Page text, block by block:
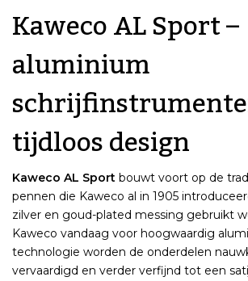
Kaweco AL Sport –
aluminium
tijdloos design
Kaweco AL Sport bouwt voort op de
pennen die Kaweco al in 1905
zilver en goud-plated messing gebruikt
Kaweco vandaag voor hoogwaardig
technologie worden de onderdelen
vervaardigd en verder verfijnd tot een